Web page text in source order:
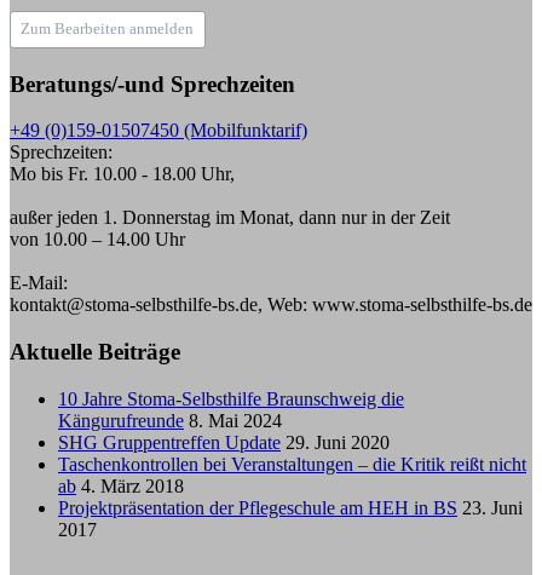
Zum Bearbeiten anmelden
Beratungs/-und Sprechzeiten
+49 (0)159-01507450 (Mobilfunktarif)
Sprechzeiten:
Mo bis Fr. 10.00 - 18.00 Uhr,
außer jeden 1. Donnerstag im Monat, dann nur in der Zeit
von 10.00 – 14.00 Uhr
E-Mail:
kontakt@stoma-selbsthilfe-bs.de, Web: www.stoma-selbsthilfe-bs.de
Aktuelle Beiträge
10 Jahre Stoma-Selbsthilfe Braunschweig die
Kängurufreunde 8. Mai 2024
SHG Gruppentreffen Update 29. Juni 2020
Taschenkontrollen bei Veranstaltungen – die Kritik reißt nicht
ab 4. März 2018
Projektpräsentation der Pflegeschule am HEH in BS 23. Juni
2017